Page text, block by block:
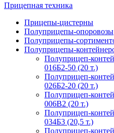
Прицепная техника
Прицепы-цистерны
Полуприцепы-опоровозы
Полуприцепы-
Полуприцепы-
Полуприцеп-
016Б2-50 (20 т.)
Полуприцеп-
026Б2-20 (20 т.)
Полуприцеп-
006В2 (20 т.)
Полуприцеп-
034Б3 (20,5 т.)
Полуприцеп-